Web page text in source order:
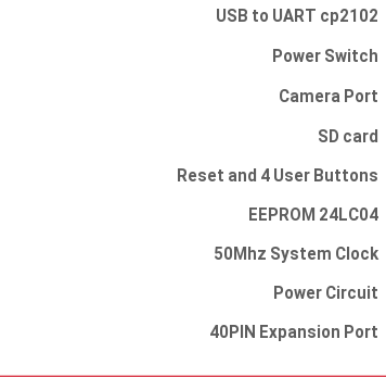
USB to UART cp2102
Power Switch
Camera Port
SD card
Reset and 4 User Buttons
EEPROM 24LC04
50Mhz System Clock
Power Circuit
40PIN Expansion Port